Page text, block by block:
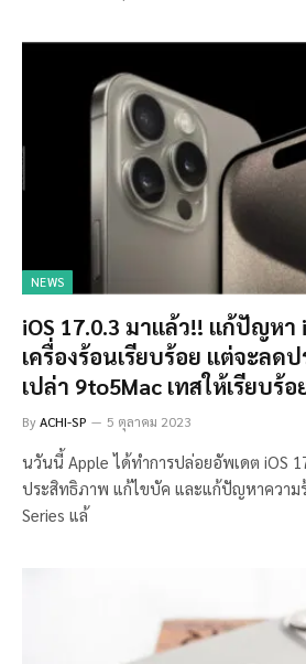
NEWS
iOS 17.0.3 มาแล้ว!! แก้ปัญหา
เครื่องร้อนเรียบร้อย แต่จะลด
เปล่า 9to5Mac เทสให้เรียบร้อ
ByACHI-SP 5 ตุลาคม 2023
นวันนี้ Apple ได้ทำการปล่อยอัพเดต iOS
ประสิทธิภาพ แก้ไขบัค และแก้ปัญหาความ
Series แล้